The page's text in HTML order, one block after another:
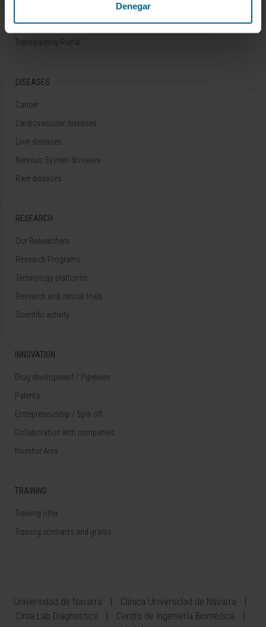
Denegar
Campus of the Universidad de Navarra
Organization
Transparency Portal
DISEASES
Cancer
Cardiovascular diseases
Liver diseases
Nervous System diseases
Rare diseases
RESEARCH
Our Researchers
Research Programs
Technology platforms
Research and clinical trials
Scientific activity
INNOVATION
Drug development / Pipelines
Patents
Entrepreneurship / Spin off
Collaboration with companies
Investor Area
TRAINING
Training offer
Training contracts and grants
Universidad de Navarra
Clínica Universidad de Navarra
Cima Lab Diagnostics
Centro de Ingeniería Biomédica